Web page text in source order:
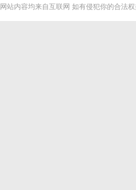
网站内容均来自互联网 如有侵犯你的合法